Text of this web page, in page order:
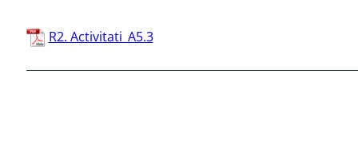
R2. Activitati_A5.3